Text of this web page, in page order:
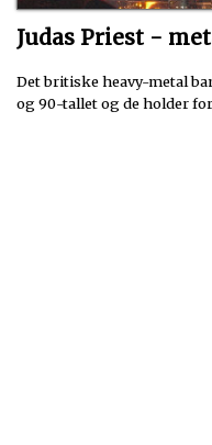
Judas Priest -
Det britiske heavy-metal
og 90-tallet og de holder